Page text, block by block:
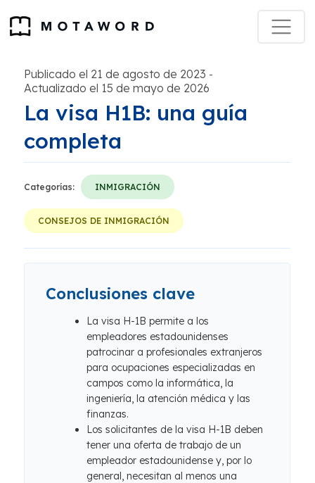
Publicado el 21 de agosto de 2023 -
Actualizado el 15 de mayo de 2026
La visa H1B: una guía
completa
Categorías: INMIGRACIÓN
CONSEJOS DE INMIGRACIÓN
Conclusiones clave
La visa H-1B permite a los
empleadores estadounidenses
patrocinar a profesionales extranjeros
para ocupaciones especializadas en
campos como la informática, la
ingeniería, la atención médica y las
finanzas.
Los solicitantes de la visa H-1B deben
tener una oferta de trabajo de un
empleador estadounidense y, por lo
general, necesitan al menos una